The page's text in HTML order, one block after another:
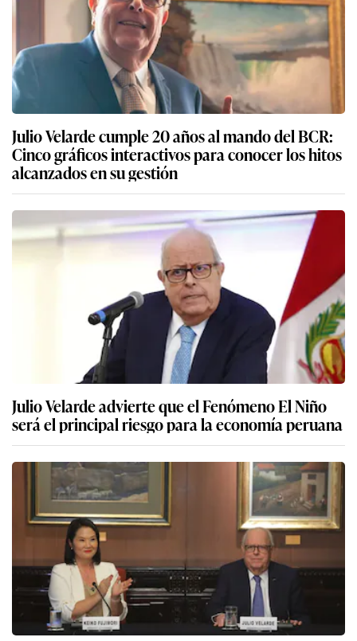
Julio Velarde cumple 20 años al mando del BCR:
Cinco gráficos interactivos para conocer los hitos
alcanzados en su gestión
Julio Velarde advierte que el Fenómeno El Niño
será el principal riesgo para la economía peruana